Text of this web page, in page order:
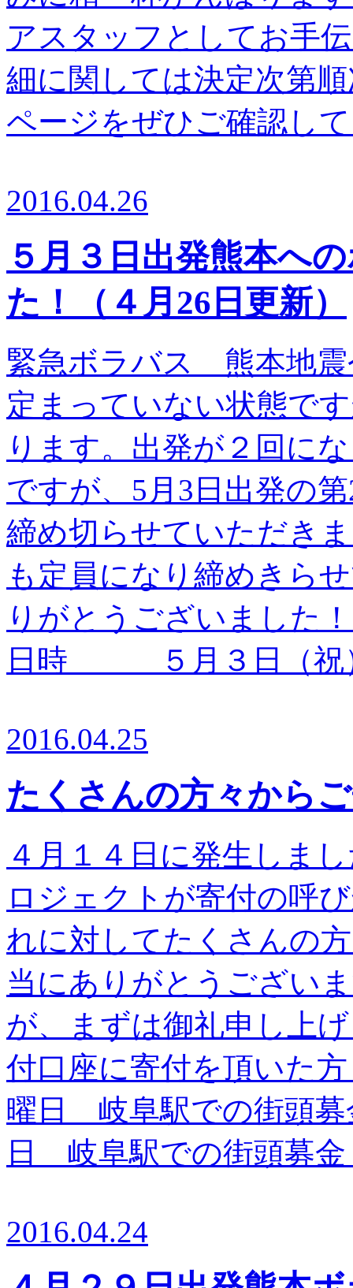
アスタッフとしてお手
細に関しては決定次第
ページをぜひご確認し
2016.04.26
５月３日出発熊本へ
た！（４月26日更新）
緊急ボラバス 熊本地震
定まっていない状態で
ります。出発が２回に
ですが、5月3日出発の
締め切らせていただき
も定員になり締めきら
りがとうございまし
日時 ５月３日（祝
2016.04.25
たくさんの方々から
４月１４日に発生しま
ロジェクトが寄付の呼
れに対してたくさんの
当にありがとうござい
が、まずは御礼申し上
付口座に寄付を頂いた
曜日 岐阜駅での街頭募
日 岐阜駅での街頭募
2016.04.24